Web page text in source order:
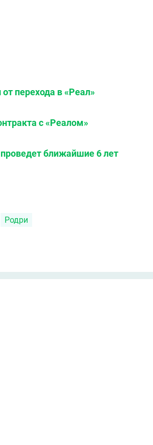
перехода в «Реал»
с «Реалом»
проведет ближайшие 6 лет
Родри